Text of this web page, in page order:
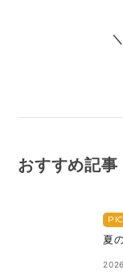
おすすめ記事
夏